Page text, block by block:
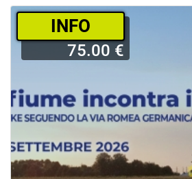
­INFO
75.00 €